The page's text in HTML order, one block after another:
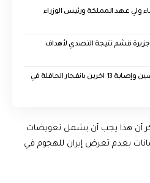
ولي عهد المملكة ورئيس الوزراء
جزيرة قشم نتيجة التصدي لأهداف
الصحة السورية: مقتل شخصين وإصابة 13 اخرين بانفجار الحافلة في
أن هذا يجب أن يشمل تعويضات
بعدم تعرض إيران للهجوم في